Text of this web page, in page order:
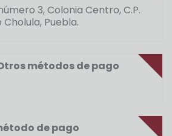
3, Colonia Centro, C.P.
Cholula, Puebla.
métodos de pago
de pago